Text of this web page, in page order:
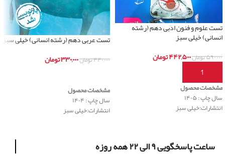
تست علوم و فنون ادبی دهم (رشته
انسانی) خیلی سبز
۵۹۰,۰۰۰تومان۴۴۲,۵۰۰تومان
افزودن به سبد خرید
مشخصات محصول
سال چاپ : ۱۴۰۵
انتشارات:خیلی سبز
تست عربی دهم (رشته انسانی) خیلی سبز
۴۴۰,۰۰۰تومان۳۳۰,۰۰۰تومان
مشخصات محصول
سال چاپ : ۱۴۰۴
انتشارات:خیلی سبز
ساعت پاسخگویی ۹ الی ۲۲ همه روزه